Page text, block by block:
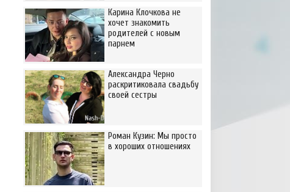
Карина Клочкова не
хочет знакомить
родителей с новым
парнем
Александра Черно
раскритиковала свадьбу
своей сестры
Роман Кузин: Мы просто
в хороших отношениях